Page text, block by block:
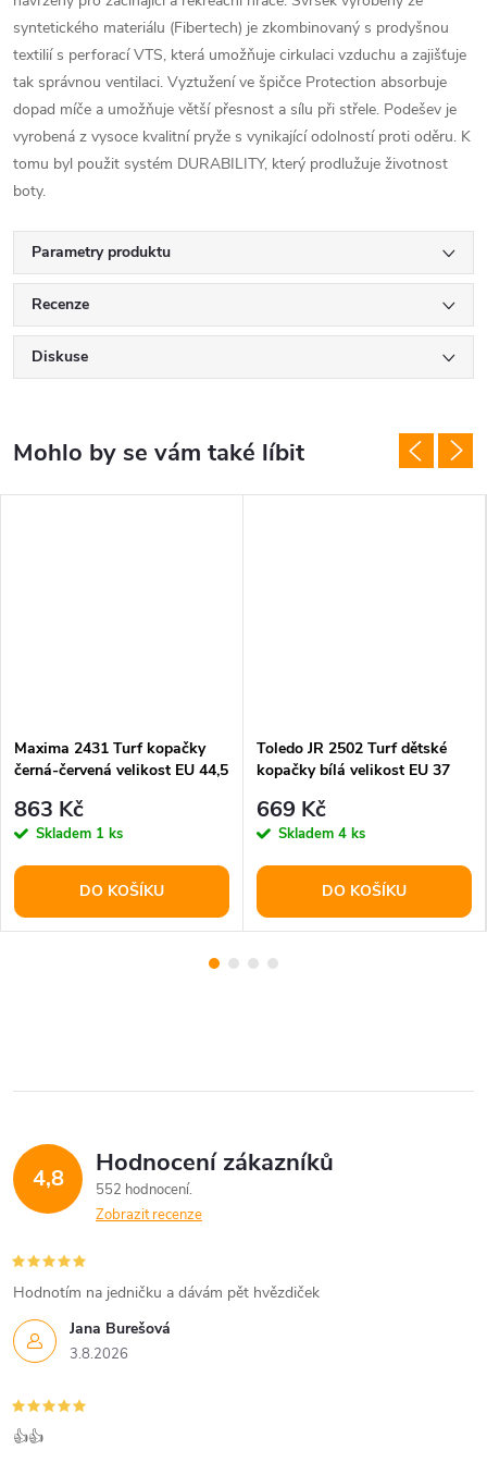
syntetického materiálu (Fibertech) je zkombinovaný s prodyšnou
textilií s perforací VTS, která umožňuje cirkulaci vzduchu a zajišťuje
tak správnou ventilaci. Vyztužení ve špičce Protection absorbuje
dopad míče a umožňuje větší přesnost a sílu při střele. Podešev je
vyrobená z vysoce kvalitní pryže s vynikající odolností proti oděru. K
tomu byl použit systém DURABILITY, který prodlužuje životnost
boty.
Parametry produktu
Recenze
Diskuse
Maxima 2431 Turf kopačky
černá-červená velikost EU 44,5
863 Kč
Skladem 1 ks
DO KOŠÍKU
Toledo JR 2502 Turf dětské
kopačky bílá velikost EU 37
669 Kč
Skladem 4 ks
DO KOŠÍKU
4,8 Hodnocení zákazníků
552 hodnocení
Zobrazit recenze
Jana Burešová
3.8.2026
Hodnotím na jedničku a dávám pět hvězdiček
👍👍